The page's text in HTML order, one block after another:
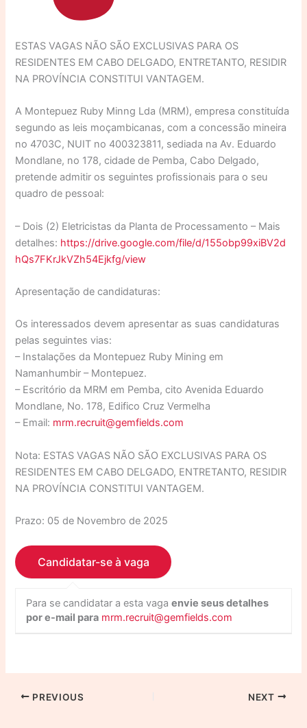
ESTAS VAGAS NÃO SÃO EXCLUSIVAS PARA OS
RESIDENTES EM CABO DELGADO, ENTRETANTO, RESIDIR
NA PROVÍNCIA CONSTITUI VANTAGEM.
A Montepuez Ruby Minng Lda (MRM), empresa constituída
segundo as leis moçambicanas, com a concessão mineira
no 4703C, NUIT no 400323811, sediada na Av. Eduardo
Mondlane, no 178, cidade de Pemba, Cabo Delgado,
pretende admitir os seguintes profissionais para o seu
quadro de pessoal:
– Dois (2) Eletricistas da Planta de Processamento – Mais
detalhes: https://drive.google.com/file/d/155obp99xiBV2d
hQs7FKrJkVZh54Ejkfg/view
Apresentação de candidaturas:
Os interessados devem apresentar as suas candidaturas
pelas seguintes vias:
– Instalações da Montepuez Ruby Mining em
Namanhumbir – Montepuez.
– Escritório da MRM em Pemba, cito Avenida Eduardo
Mondlane, No. 178, Edifico Cruz Vermelha
– Email: mrm.recruit@gemfields.com
Nota: ESTAS VAGAS NÃO SÃO EXCLUSIVAS PARA OS
RESIDENTES EM CABO DELGADO, ENTRETANTO, RESIDIR
NA PROVÍNCIA CONSTITUI VANTAGEM.
Prazo: 05 de Novembro de 2025
Para se candidatar a esta vagaenvie seus detalhes
por e-mail para mrm.recruit@gemfields.com
PREVIOUS NEXT